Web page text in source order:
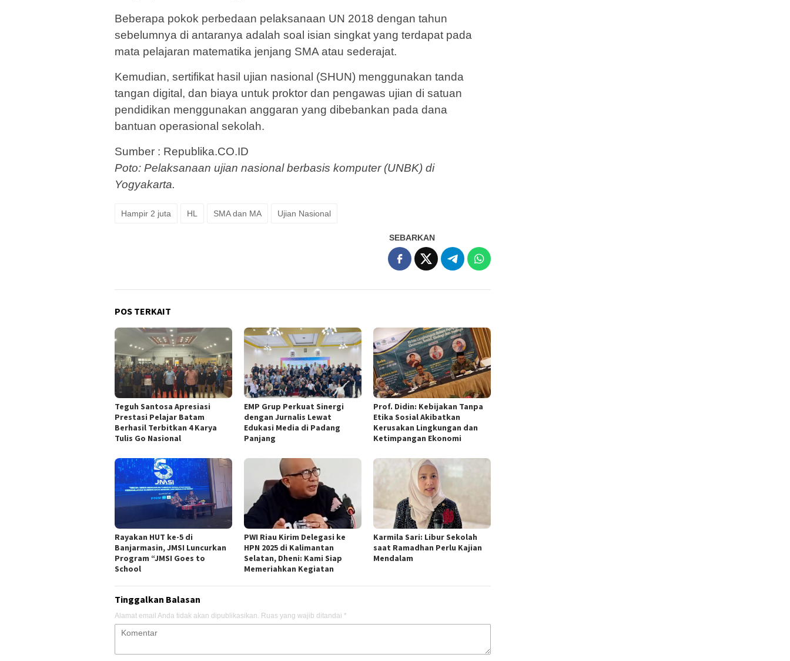
Beberapa pokok perbedaan pelaksanaan UN 2018 dengan tahun
sebelumnya di antaranya adalah soal isian singkat yang terdapat pada
mata pelajaran matematika jenjang SMA atau sederajat.
Kemudian, sertifikat hasil ujian nasional (SHUN) menggunakan tanda
tangan digital, dan biaya untuk proktor dan pengawas ujian di satuan
pendidikan menggunakan anggaran yang dibebankan pada dana
bantuan operasional sekolah.
Sumber : Republika.CO.ID
Poto: Pelaksanaan ujian nasional berbasis komputer (UNBK) di
Yogyakarta.
Hampir 2 juta HL SMA dan MA Ujian Nasional
SEBARKAN
POS TERKAIT
Teguh Santosa Apresiasi
Prestasi Pelajar Batam
Berhasil Terbitkan 4 Karya
Tulis Go Nasional
EMP Grup Perkuat Sinergi
dengan Jurnalis Lewat
Edukasi Media di Padang
Panjang
Prof. Didin: Kebijakan Tanpa
Etika Sosial Akibatkan
Kerusakan Lingkungan dan
Ketimpangan Ekonomi
Rayakan HUT ke-5 di
Banjarmasin, JMSI Luncurkan
Program “JMSI Goes to
School
PWI Riau Kirim Delegasi ke
HPN 2025 di Kalimantan
Selatan, Dheni: Kami Siap
Memeriahkan Kegiatan
Karmila Sari: Libur Sekolah
saat Ramadhan Perlu Kajian
Mendalam
Tinggalkan Balasan
Alamat email Anda tidak akan dipublikasikan. Ruas yang wajib ditandai *